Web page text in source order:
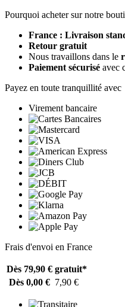
Pourquoi acheter sur notre
France : Livraison
Retour gratuit
Nous travaillons dans le
Paiement sécurisé avec
Payez en toute tranquillité avec
Virement bancaire
Frais d'envoi en France
Dès 79,90 € gratuit*
Dès 0,00 € 7,90 €